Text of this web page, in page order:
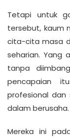
Tetapi untuk
tersebut, kaum
cita-cita masa
seharian. Yang
tanpa
pencapaian
profesional dan
dalam berusaha.
Mereka ini